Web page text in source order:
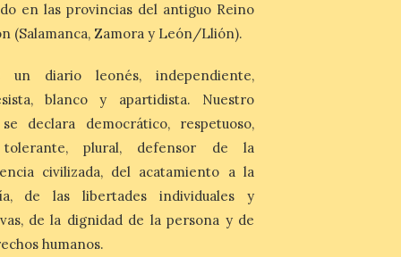
6 Ago 2026
Esta medida afecta a los
de la Fuente Baños de
Diana previstos para los
días 8, 15 y 22 de agosto,
así como al encendido extraordinario del
«El Mar», […]
El Descenso Internacional
del Sella arranca con el
homenaje a los campeones
en las provincias del antiguo Reino
(Salamanca, Zamora y León/Llión).
un diario leonés, independiente,
blanco y apartidista. Nuestro
declara democrático, respetuoso,
tolerante, plural, defensor de la
civilizada, del acatamiento a la
de las libertades individuales y
de la dignidad de la persona y de
humanos.